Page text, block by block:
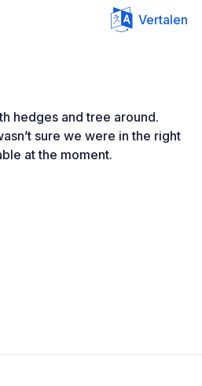
Vertalen
hedges and tree around.
sure we were in the right
at the moment.